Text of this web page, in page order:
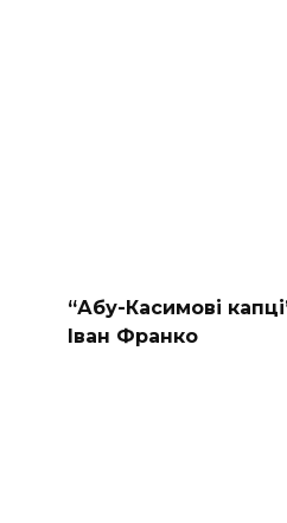
“Абу-Касимові
Іван Франко